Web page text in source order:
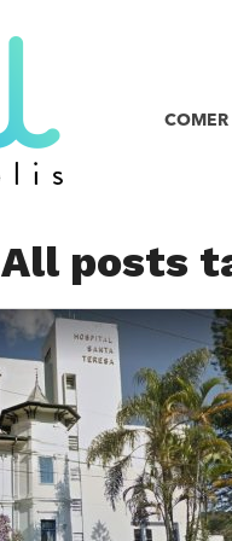
COMER
All posts